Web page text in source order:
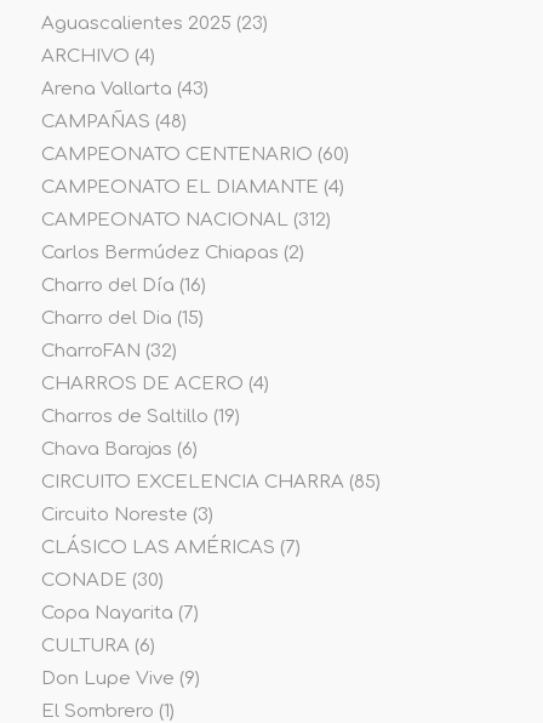
Aguascalientes 2025 (23)
ARCHIVO (4)
Arena Vallarta (43)
CAMPAÑAS (48)
CAMPEONATO CENTENARIO (60)
CAMPEONATO EL DIAMANTE (4)
CAMPEONATO NACIONAL(312)
Carlos Bermúdez Chiapas (2)
Charro del Día (16)
Charro del Dia (15)
CharroFAN (32)
CHARROS DE ACERO (4)
Charros de Saltillo (19)
Chava Barajas (6)
CIRCUITO EXCELENCIA CHARRA(85)
Circuito Noreste (3)
CLÁSICO LAS AMÉRICAS (7)
CONADE (30)
Copa Nayarita (7)
CULTURA(6)
Don Lupe Vive (9)
El Sombrero (1)